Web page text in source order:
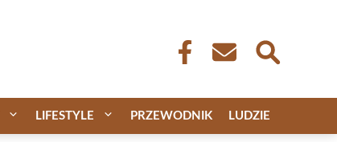
LIFESTYLE PRZEWODNIK LUDZIE